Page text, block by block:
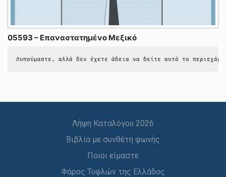
05593 – Επαναστατημένο Μεξικό
Λυπούμαστε, αλλά δεν έχετε άδεια να δείτε αυτό το
Λήψη Καταλόγου 2026
Βιβλία με συνθέτη φωνής
Ποιοι είμαστε
Φάρος Τυφλών της Ελλάδος